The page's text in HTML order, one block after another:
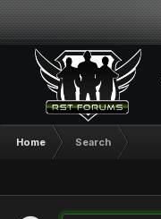
Home Search